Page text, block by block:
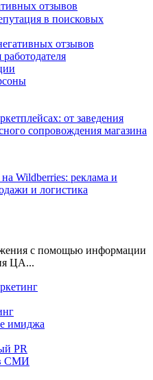
отзывов
в поисковых
отзывов
от заведения
сопровождения магазина
Wildberries: реклама и
и логистика
с помощью информации
ЦА...
имиджа
PR
СМИ